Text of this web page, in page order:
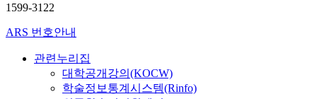
1599-3122
ARS 번호안내
관련누리집
대학공개강의(KOCW)
학술정보통계시스템(Rinfo)